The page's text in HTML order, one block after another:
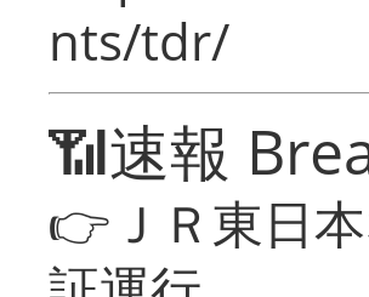
nts/tdr/
📶速報
👉ＪＲ東日